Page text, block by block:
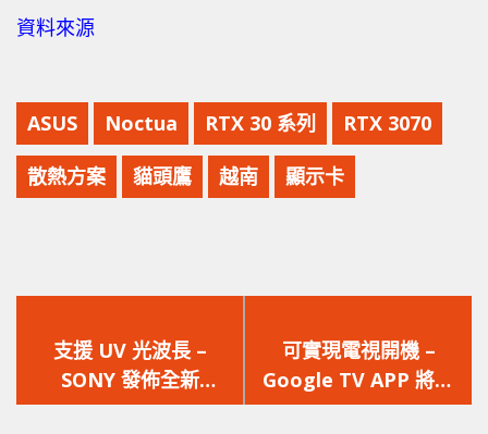
資料來源
ASUS Noctua RTX 30 系列 RTX 3070
散熱方案 貓頭鷹 越南 顯示卡
一
篇
文
支援 UV 光波長 –
SONY 發佈全新
IMX487 COMS 圖像傳
一
篇
文
可實現電視開機 –
Google TV APP 將內
建手機遙控功能，同時